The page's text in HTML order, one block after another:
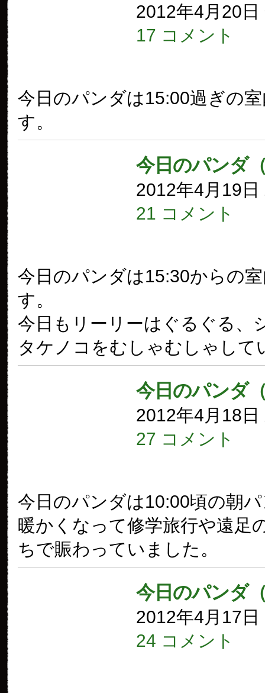
2012年4月20日
17 コメント
今日のパンダは15:00過ぎの
す。
今日のパンダ
2012年4月19日
21 コメント
今日のパンダは15:30からの
す。
今日もリーリーはぐるぐる、
タケノコをむしゃむしゃして
今日のパンダ
2012年4月18日
27 コメント
今日のパンダは10:00頃の朝
暖かくなって修学旅行や遠足
ちで賑わっていました。
今日のパンダ
2012年4月17日
24 コメント